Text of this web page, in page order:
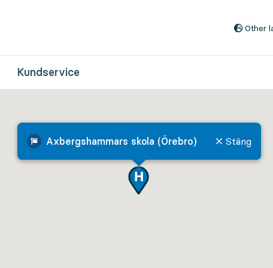
Other
Kundservice
Axbergshammars skola (Örebro) Stäng